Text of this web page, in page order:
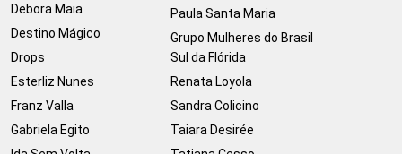
Debora Maia
Destino Mágico
Drops
Esterliz Nunes
Franz Valla
Gabriela Egito
Paula Santa Maria
Grupo Mulheres do Brasil
Sul da Flórida
Renata Loyola
Sandra Colicino
Taiara Desirée